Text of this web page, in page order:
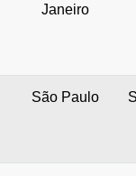
Janeiro
São Paulo